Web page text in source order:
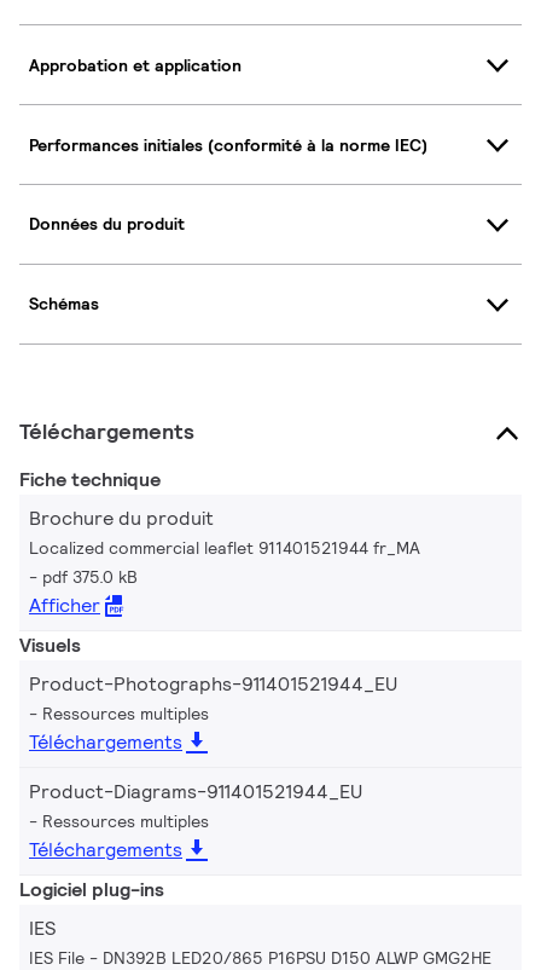
Approbation et application
Performances initiales (conformité à la norme IEC)
Données du produit
Schémas
Téléchargements
Fiche technique
Brochure du produit
Localized commercial leaflet 911401521944 fr_MA
pdf 375.0 kB
Afficher
Visuels
Product-Photographs-911401521944_EU
Ressources multiples
Téléchargements
Product-Diagrams-911401521944_EU
Ressources multiples
Téléchargements
Logiciel plug-ins
IES
IES File - DN392B LED20/865 P16PSU D150 ALWP GMG2HE